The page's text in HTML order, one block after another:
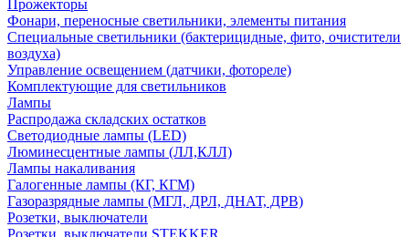
Прожекторы
Фонари, переносные светильники, элементы питания
Специальные светильники (бактерицидные, фито, очистители
воздуха)
Управление освещением (датчики, фотореле)
Комплектующие для светильников
Лампы
Распродажа складских остатков
Светодиодные лампы (LED)
Люминесцентные лампы (ЛЛ,КЛЛ)
Лампы накаливания
Галогенные лампы (КГ, КГМ)
Газоразрядные лампы (МГЛ, ДРЛ, ДНАТ, ДРВ)
Розетки, выключатели
Розетки, выключатели STEKKER